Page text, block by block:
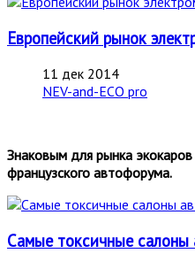
Европейский рынок
11 дек 2014
NEV-and-ECO pro
Знаковым для рынка
французского автофорума.
Самые токсичные